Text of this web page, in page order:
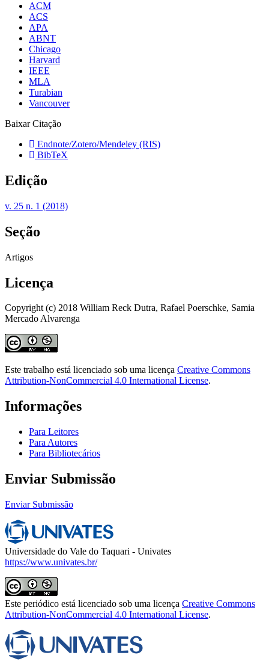
ACM
ACS
APA
ABNT
Chicago
Harvard
IEEE
MLA
Turabian
Vancouver
Baixar Citação
Endnote/Zotero/Mendeley (RIS)
BibTeX
Edição
v. 25 n. 1 (2018)
Seção
Artigos
Licença
Copyright (c) 2018 William Reck Dutra, Rafael Poerschke, Samia
Mercado Alvarenga
Este trabalho está licenciado sob uma licença Creative Commons
Attribution-NonCommercial 4.0 International License.
Informações
Para Leitores
Para Autores
Para Bibliotecários
Enviar Submissão
Enviar Submissão
Universidade do Vale do Taquari - Univates
https://www.univates.br/
Este periódico está licenciado sob uma licença Creative Commons
Attribution-NonCommercial 4.0 International License.